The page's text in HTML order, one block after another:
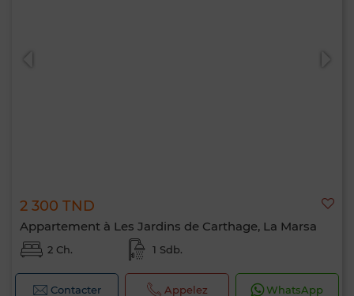
2 300 TND
Appartement à Les Jardins de Carthage, La Marsa
2 Ch. 1 Sdb.
Contacter Appelez WhatsApp